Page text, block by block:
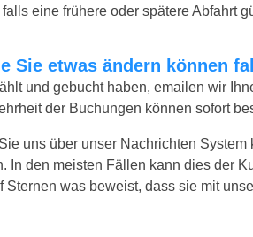
eine frühere oder spätere Abfahrt
Sie etwas ändern können
und gebucht haben, emailen wir
der Buchungen können sofort
uns über unser Nachrichten
In den meisten Fällen kann dies der
was beweist, dass sie mit